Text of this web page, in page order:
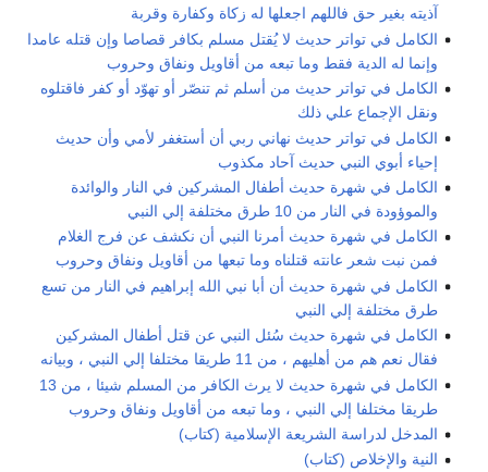
آذيته بغير حق فاللهم اجعلها له زكاة وكفارة وقربة
الكامل في تواتر حديث لا يُقتل مسلم بكافر قصاصا وإن قتله عامدا
وإنما له الدية فقط وما تبعه من أقاويل ونفاق وحروب
الكامل في تواتر حديث من أسلم ثم تنصّر أو تهوّد أو كفر فاقتلوه
ونقل الإجماع علي ذلك
الكامل في تواتر حديث نهاني ربي أن أستغفر لأمي وأن حديث
إحياء أبوي النبي حديث آحاد مكذوب
الكامل في شهرة حديث أطفال المشركين في النار والوائدة
والموؤودة في النار من 10 طرق مختلفة إلي النبي
الكامل في شهرة حديث أمرنا النبي أن نكشف عن فرج الغلام
فمن نبت شعر عانته قتلناه وما تبعها من أقاويل ونفاق وحروب
الكامل في شهرة حديث أن أبا نبي الله إبراهيم في النار من تسع
طرق مختلفة إلي النبي
الكامل في شهرة حديث سُئل النبي عن قتل أطفال المشركين
فقال نعم هم من أهليهم ، من 11 طريقا مختلفا إلي النبي ، وبيانه
الكامل في شهرة حديث لا يرث الكافر من المسلم شيئا ، من 13
طريقا مختلفا إلي النبي ، وما تبعه من أقاويل ونفاق وحروب
المدخل لدراسة الشريعة الإسلامية (كتاب)
النية والإخلاص (كتاب)